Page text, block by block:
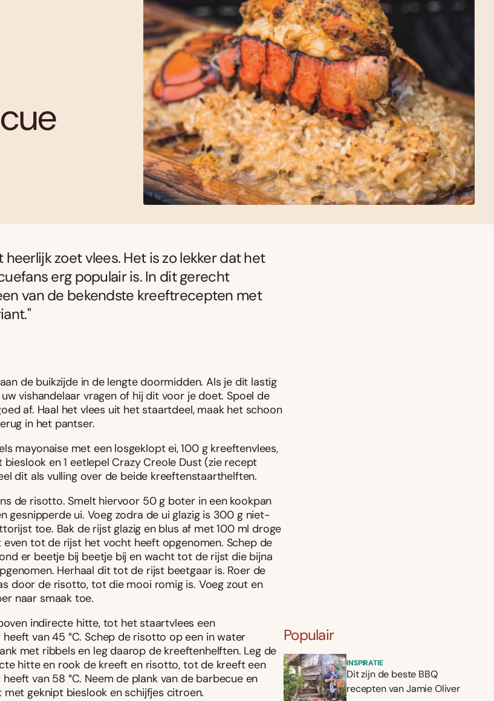
heerlijk zoet vlees. Het is zo lekker dat het
erg populair is. In dit gerecht
van de bekendste kreeftrecepten met
de buikzijde in de lengte doormidden. Als je dit lastig
vishandelaar vragen of hij dit voor je doet. Spoel de
af. Haal het vlees uit het staartdeel, maak het schoon
in het pantser.
mayonaise met een losgeklopt ei, 100 g kreeftenvlees,
bieslook en 1 eetlepel Crazy Creole Dust (zie recept
dit als vulling over de beide kreeftenstaarthelften.
de risotto. Smelt hiervoor 50 g boter in een kookpan
gesnipperde ui. Voeg zodra de ui glazig is 300 g niet-
toe. Bak de rijst glazig en blus af met 100 ml droge
tot de rijst het vocht heeft opgenomen. Schep de
er beetje bij beetje bij en wacht tot de rijst die bijna
Herhaal dit tot de rijst beetgaar is. Roer de
door de risotto, tot die mooi romig is. Voeg zout en
naar smaak toe.
indirecte hitte, tot het staartvlees een
van 45 °C. Schep de risotto op een in water
met ribbels en leg daarop de kreeftenhelften. Leg de
hitte en rook de kreeft en risotto, tot de kreeft een
van 58 °C. Neem de plank van de barbecue en
met geknipt bieslook en schijfjes citroen.
Populair
INSPIRATIE
Dit zijn de beste BBQ
recepten van Jamie Oliver